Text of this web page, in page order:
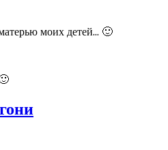
моих детей... 🙂